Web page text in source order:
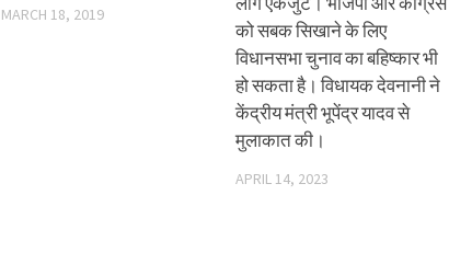
MARCH 18, 2019
को सबक सिखाने के लिए
विधानसभा चुनाव का बहिष्कार भी
हो सकता है। विधायक देवनानी ने
केंद्रीय मंत्री भूपेंद्र यादव से
मुलाकात की।
APRIL 14, 2023